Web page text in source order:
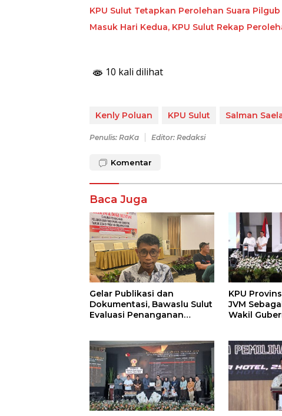
KPU Sulut Tetapkan Perolehan Suara
Masuk Hari Kedua, KPU Sulut Rekap
10 kali dilihat
Kenly Poluan KPU Sulut Salman
Penulis: RaKa Editor: Redaksi
Komentar
Baca Juga
Gelar Publikasi dan
Dokumentasi, Bawaslu Sulut
Evaluasi Penanganan
KPU
JVM
Wakil